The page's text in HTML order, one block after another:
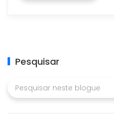
Pesquisar